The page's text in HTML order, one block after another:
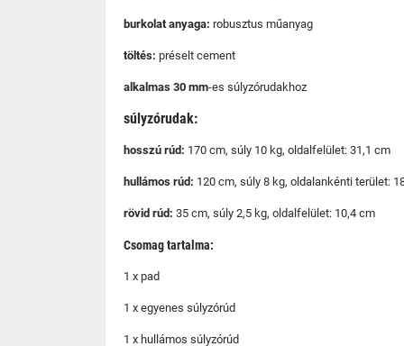
burkolat anyaga: robusztus műanyag
töltés: préselt cement
alkalmas 30 mm-es súlyzórudakhoz
súlyzórudak:
hosszú rúd: 170 cm, súly 10 kg, oldalfelület: 31,1 cm
hullámos rúd: 120 cm, súly 8 kg, oldalankénti terület:
rövid rúd: 35 cm, súly 2,5 kg, oldalfelület: 10,4 cm
Csomag tartalma:
1 x pad
1 x egyenes súlyzórúd
1 x hullámos súlyzórúd